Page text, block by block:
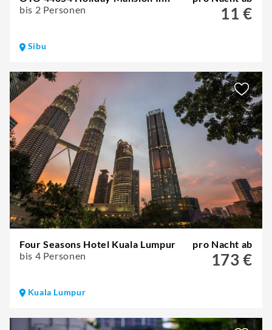
bis 2 Personen
11 €
Sibu
Four Seasons Hotel Kuala Lumpur
bis 4 Personen
pro Nacht ab
173 €
Kuala Lumpur